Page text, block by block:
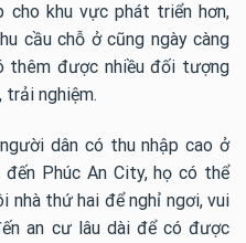
khu vực phát triển hơn,
cầu chỗ ở cũng ngày càng
thêm được nhiều đối tượng
trải nghiệm.
dân có thu nhập cao ở
Phúc An City, họ có thể
nhà thứ hai để nghỉ ngơi, vui
an cư lâu dài để có được